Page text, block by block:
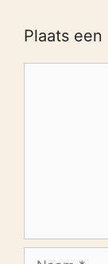
Plaats een
Naam